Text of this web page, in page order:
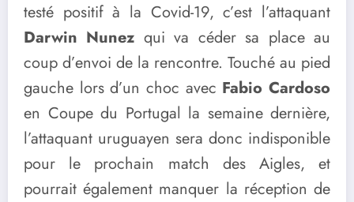
testé positif à la Covid-19, c’est l’attaquant
Darwin Nunez qui va céder sa place au
coup d’envoi de la rencontre. Touché au pied
gauche lors d’un choc avec Fabio Cardoso
en Coupe du Portugal la semaine dernière,
l’attaquant uruguayen sera donc indisponible
pour le prochain match des Aigles, et
pourrait également manquer la réception de